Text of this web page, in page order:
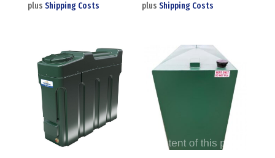
plus Shipping Costs plusShipping Costs